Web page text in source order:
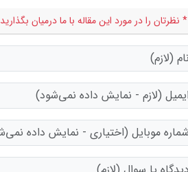
* نظرتان را در مورد این مقاله با ما درمیان بگذارید